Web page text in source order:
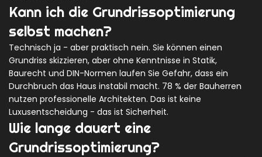
Kann ich die Grundrissoptimierung
selbst machen?
Technisch ja - aber praktisch nein. Sie können einen
Grundriss skizzieren, aber ohne Kenntnisse in Statik,
Baurecht und DIN-Normen laufen Sie Gefahr, dass ein
Durchbruch das Haus instabil macht. 78 % der Bauherren
nutzen professionelle Architekten. Das ist keine
Luxusentscheidung - das ist Sicherheit.
Wie lange dauert eine
Grundrissoptimierung?